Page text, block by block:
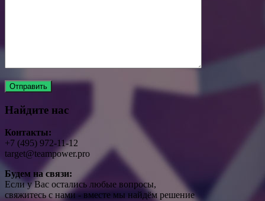
Найдите нас
Контакты:
+7 (495) 972-11-12
target@teampower.pro
Будем на связи:
Если у Вас остались любые вопросы,
свяжитесь с нами - вместе мы найдём решение